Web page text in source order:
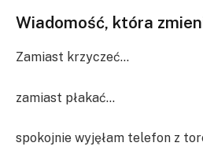
Wiadomość, która
Zamiast krzyczeć…
zamiast płakać…
spokojnie wyjęłam telefon z